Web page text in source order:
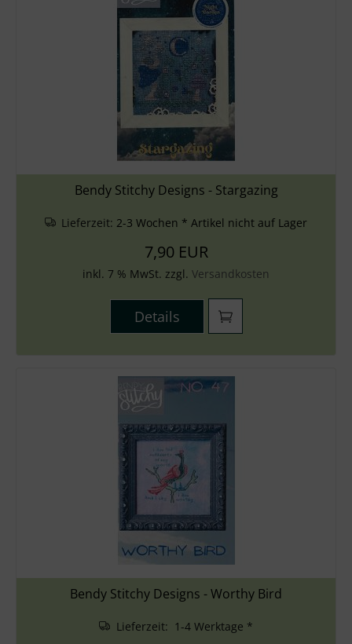
Bendy Stitchy Designs - Stargazing
Lieferzeit: 2-3 Wochen * Artikel nicht auf Lager
7,90 EUR
inkl. 7 % MwSt. zzgl. Versandkosten
Details
Bendy Stitchy Designs - Worthy Bird
Lieferzeit: 1-4 Werktage *